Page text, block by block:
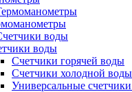
воды
Счетчики горячей воды
Счетчики холодной воды
Универсальные